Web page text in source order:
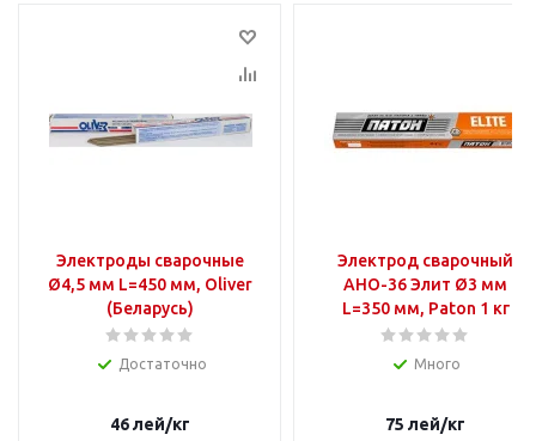
Электроды сварочные
Ø4,5 мм L=450 мм, Oliver
(Беларусь)
Достаточно
46лей/кг
Электрод сварочный
АНО-36 Элит Ø3 мм
L=350 мм, Paton 1 кг
Много
75 лей/кг